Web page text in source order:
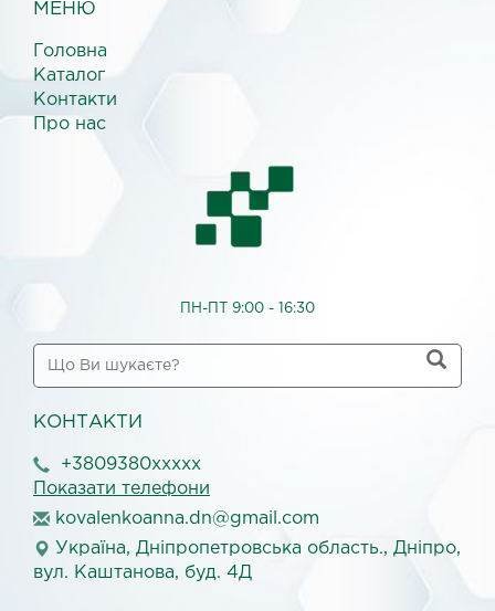
МЕНЮ
Головна
Каталог
Контакти
Про нас
ПН-ПТ 9:00 - 16:30
КОНТАКТИ
+3809380xxxxx
Показати телефони
kova len koanna.dn@gmail .com
Україна, Дніпропетровська область., Дніпро,
вул. Каштанова, буд. 4Д